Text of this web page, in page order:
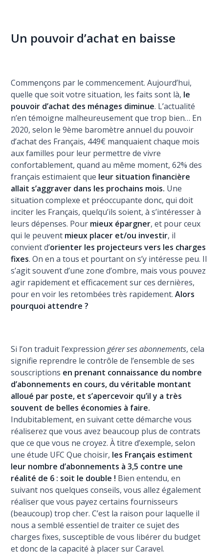
Un pouvoir d’achat en baisse
Commençons par le commencement. Aujourd’hui,
quelle que soit votre situation, les faits sont là, le
pouvoir d’achat des ménages diminue. L’actualité
n’en témoigne malheureusement que trop bien… En
2020, selon le 9ème baromètre annuel du pouvoir
d’achat des Français, 449€ manquaient chaque mois
aux familles pour leur permettre de vivre
confortablement, quand au même moment, 62% des
français estimaient que leur situation financière
allait s’aggraver dans les prochains mois. Une
situation complexe et préoccupante donc, qui doit
inciter les Français, quelqu’ils soient, à s’intéresser à
leurs dépenses. Pour mieux épargner, et pour ceux
qui le peuvent mieux placer et/ou investir, il
convient d’orienter les projecteurs vers les charges
fixes. On en a tous et pourtant on s’y intéresse peu. Il
s’agit souvent d’une zone d’ombre, mais vous pouvez
agir rapidement et efficacement sur ces dernières,
pour en voir les retombées très rapidement.Alors
pourquoi attendre ?
Si l’on traduit l’expressiongérer ses abonnements, cela
signifie reprendre le contrôle de l’ensemble de ses
souscriptions en prenant connaissance du nombre
d’abonnements en cours, du véritable montant
alloué par poste, et s’apercevoir qu’il y a très
souvent de belles économies à faire.
Indubitablement, en suivant cette démarche vous
réaliserez que vous avez beaucoup plus de contrats
que ce que vous ne croyez. À titre d’exemple, selon
une étude UFC Que choisir, les Français estiment
leur nombre d’abonnements à 3,5 contre une
réalité de 6 : soit le double ! Bien entendu, en
suivant nos quelques conseils, vous allez également
réaliser que vous payez certains fournisseurs
(beaucoup) trop cher. C’est la raison pour laquelle il
nous a semblé essentiel de traiter ce sujet des
charges fixes, susceptible de vous libérer du budget
et donc de la capacité à placer sur Caravel.